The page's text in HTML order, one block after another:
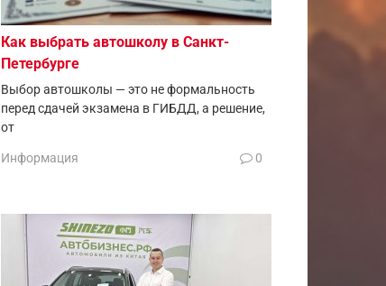
Как выбрать автошколу в Санкт-
Петербурге
Выбор автошколы — это не формальность
перед сдачей экзамена в ГИБДД, а решение,
от
Информация 0